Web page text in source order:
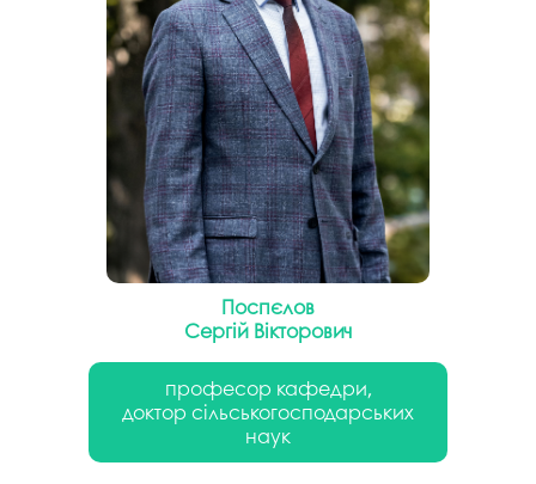
Поспєлов
Сергій Вікторович
професор кафедри,
доктор сільськогосподарських
наук